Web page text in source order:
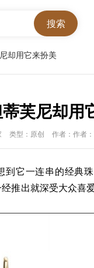
却用它来扮美
芙尼却用
类型：原创 作者：作者
到它一连串的经典
推出就深受大众喜